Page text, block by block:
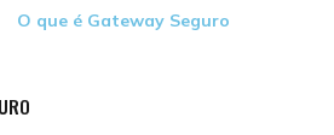
O que é Gateway Seguro